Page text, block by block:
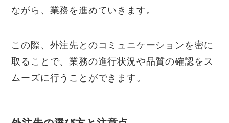
ながら、業務を進めていきます。
この際、外注先とのコミュニケーションを密に
取ることで、業務の進行状況や品質の確認をス
ムーズに行うことができます。